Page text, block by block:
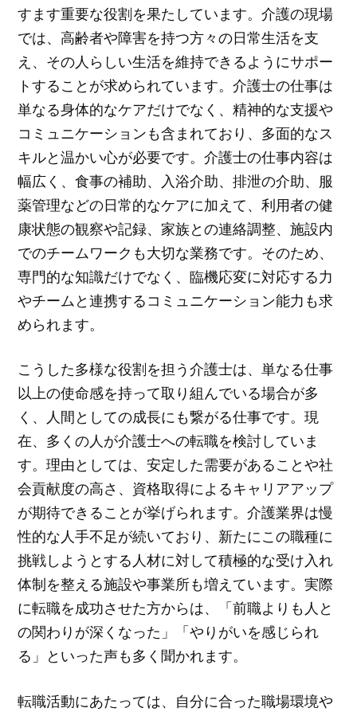
すます重要な役割を果たしています。介護の現場
では、高齢者や障害を持つ方々の日常生活を支
え、その人らしい生活を維持できるようにサポー
トすることが求められています。介護士の仕事は
単なる身体的なケアだけでなく、精神的な支援や
コミュニケーションも含まれており、多面的なス
キルと温かい心が必要です。介護士の仕事内容は
幅広く、食事の補助、入浴介助、排泄の介助、服
薬管理などの日常的なケアに加えて、利用者の健
康状態の観察や記録、家族との連絡調整、施設内
でのチームワークも大切な業務です。そのため、
専門的な知識だけでなく、臨機応変に対応する力
やチームと連携するコミュニケーション能力も求
められます。
こうした多様な役割を担う介護士は、単なる仕事
以上の使命感を持って取り組んでいる場合が多
く、人間としての成長にも繋がる仕事です。現
在、多くの人が介護士への転職を検討していま
す。理由としては、安定した需要があることや社
会貢献度の高さ、資格取得によるキャリアアップ
が期待できることが挙げられます。介護業界は慢
性的な人手不足が続いており、新たにこの職種に
挑戦しようとする人材に対して積極的な受け入れ
体制を整える施設や事業所も増えています。実際
に転職を成功させた方からは、「前職よりも人と
の関わりが深くなった」「やりがいを感じられ
る」といった声も多く聞かれます。
転職活動にあたっては、自分に合った職場環境や